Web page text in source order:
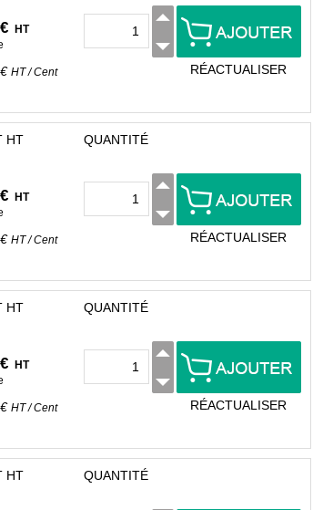
HT
HT/Cent RÉACTUALISER
HT
HT
HT/Cent
QUANTITÉ
RÉACTUALISER
HT
HT
HT/Cent
QUANTITÉ
RÉACTUALISER
HT QUANTITÉ